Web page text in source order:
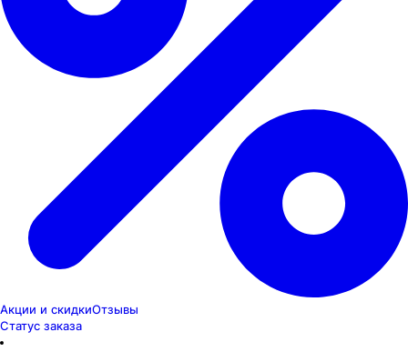
Акции и скидкиОтзывы
Статус заказа